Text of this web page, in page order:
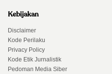
Kebijakan
Disclaimer
Kode Perilaku
Privacy Policy
Kode Etik Jurnalistik
Pedoman Media Siber